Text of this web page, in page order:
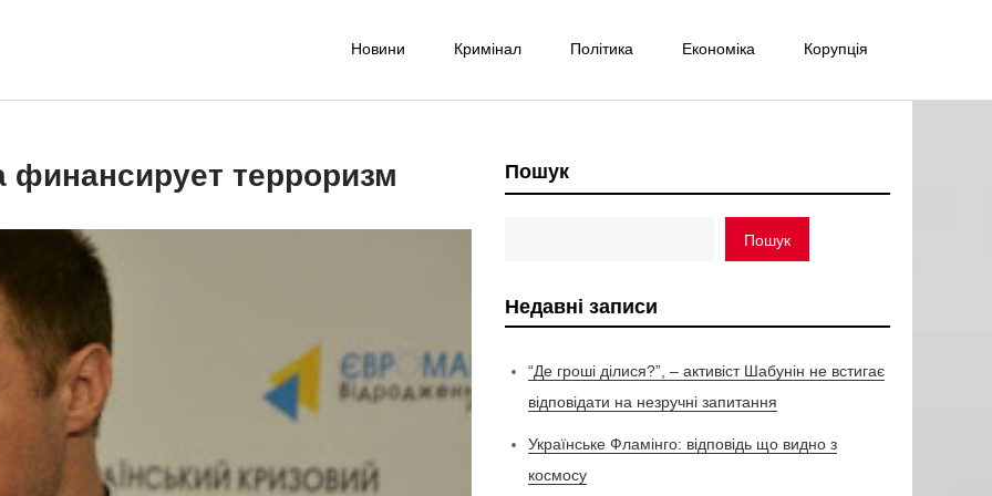
Новини Кримінал Політика Економіка Корупція
терроризм Пошук
Пошук
Недавні записи
“Де гроші ділися?”, – активіст Шабунін не встигає
відповідати на незручні запитання
Українське Фламінго: відповідь що видно з
космосу